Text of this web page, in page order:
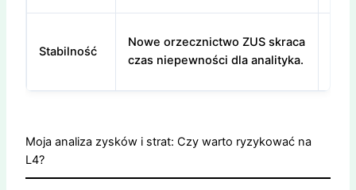
Stabilność
Nowe orzecznictwo ZUS skraca
czas niepewności dla analityka.
Moja analiza zysków i strat: Czy warto ryzykować na
L4?